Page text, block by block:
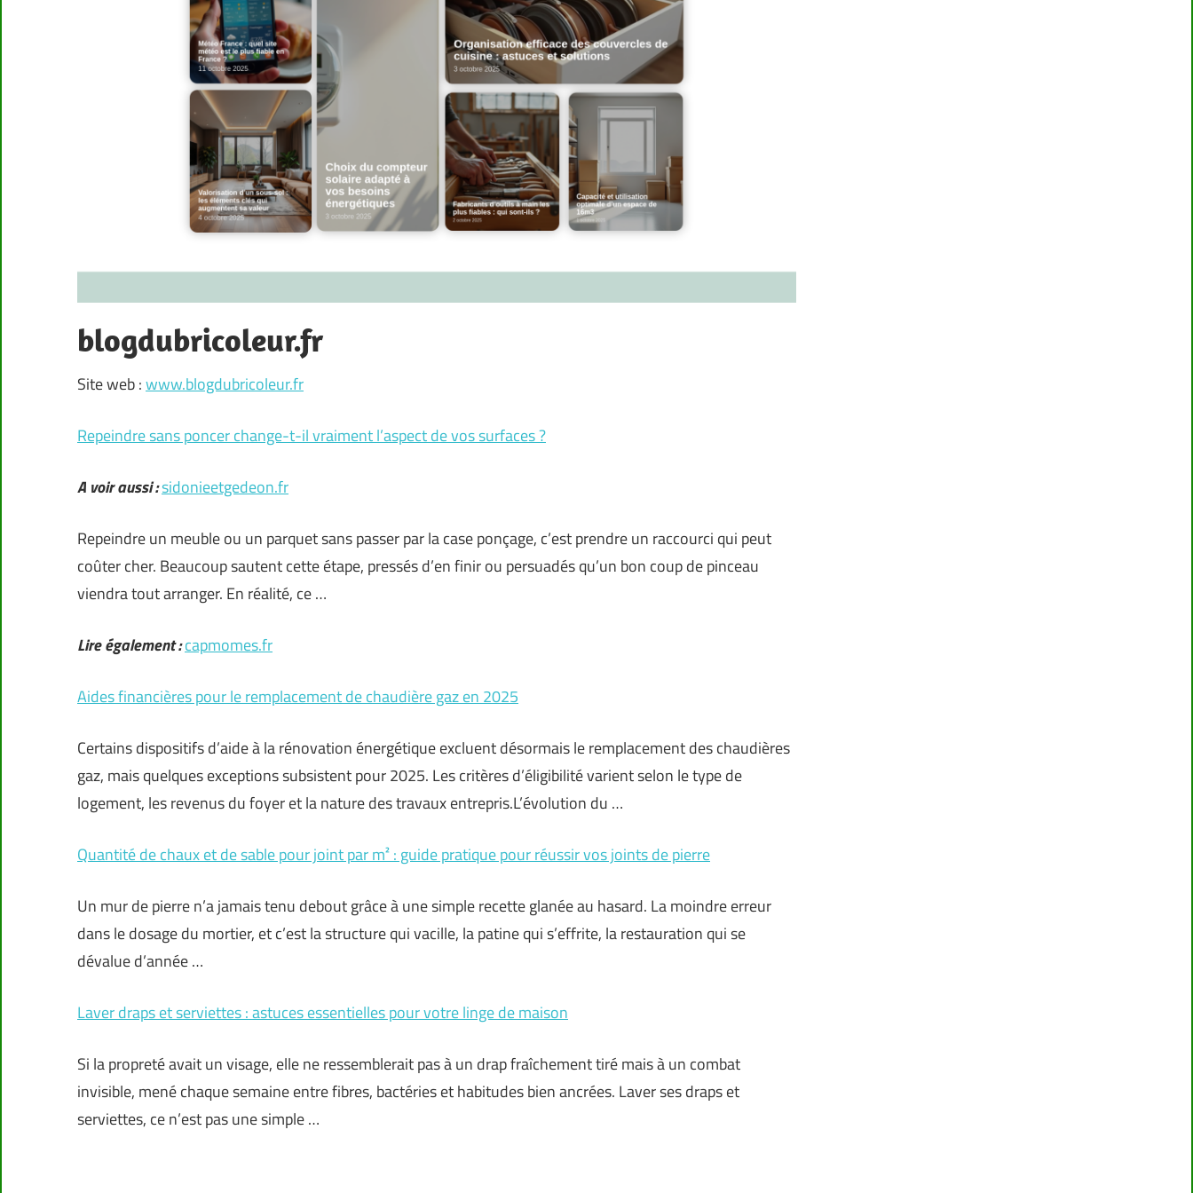
blogdubricoleur.fr
Site web :www.blogdubricoleur.fr
Repeindre sans poncer change-t-il vraiment l’aspect de vos surfaces ?
A voir aussi :sidonieetgedeon.fr
Repeindre un meuble ou un parquet sans passer par la case ponçage, c’est prendre un raccourci qui peut
coûter cher. Beaucoup sautent cette étape, pressés d’en finir ou persuadés qu’un bon coup de pinceau
viendra tout arranger. En réalité, ce …
Lire également :capmomes.fr
Aides financières pour le remplacement de chaudière gaz en 2025
Certains dispositifs d’aide à la rénovation énergétique excluent désormais le remplacement des chaudières
gaz, mais quelques exceptions subsistent pour 2025. Les critères d’éligibilité varient selon le type de
logement, les revenus du foyer et la nature des travaux entrepris.L’évolution du …
Quantité de chaux et de sable pour joint par m² : guide pratique pour réussir vos joints de pierre
Un mur de pierre n’a jamais tenu debout grâce à une simple recette glanée au hasard. La moindre erreur
dans le dosage du mortier, et c’est la structure qui vacille, la patine qui s’effrite, la restauration qui se
dévalue d’année …
Laver draps et serviettes : astuces essentielles pour votre linge de maison
Si la propreté avait un visage, elle ne ressemblerait pas à un drap fraîchement tiré mais à un combat
invisible, mené chaque semaine entre fibres, bactéries et habitudes bien ancrées. Laver ses draps et
serviettes, ce n’est pas une simple …